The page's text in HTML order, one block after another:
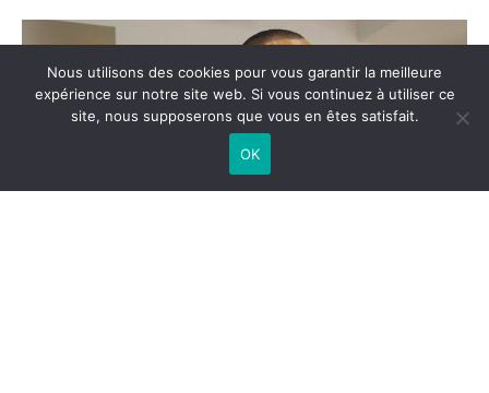
Nous utilisons des cookies pour vous garantir la meilleure
expérience sur notre site web. Si vous continuez à utiliser ce
site, nous supposerons que vous en êtes satisfait.
OK